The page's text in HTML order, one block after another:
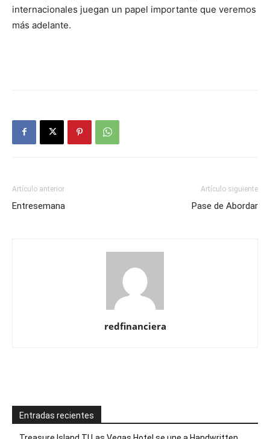
internacionales juegan un papel importante que veremos
más adelante.
Artículo anterior
Entresemana
Artículo siguiente
Pase de Abordar
redfinanciera
Entradas recientes